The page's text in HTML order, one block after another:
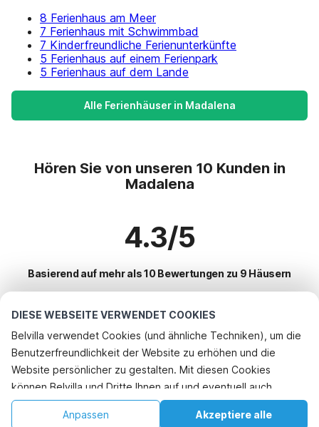
DIESE WEBSEITE VERWENDET COOKIES
Belvilla verwendet Cookies (und ähnliche Techniken), um die
Benutzerfreundlichkeit der Website zu erhöhen und die
Website persönlicher zu gestalten. Mit diesen Cookies
können Belvilla und Dritte Ihnen auf und eventuell auch
außerhalb unserer Website folgen, um Werbung Ihren
Interessen anzupassen und das Teilen von Informationen über
Akzeptiere alle
Anpassen
8 Ferienhaus am Meer
7 Ferienhaus mit Schwimmbad
7 Kinderfreundliche Ferienunterkünfte
5 Ferienhaus auf einem Ferienpark
5 Ferienhaus auf dem Lande
Alle Ferienhäuser in Madalena
Hören Sie von unseren 10 Kunden in
Madalena
4.3/5
Basierend auf mehr als 10 Bewertungen zu 9 Häusern
Beliebteste Reiseziele für Urlaub
Top-Städte mit Top-Annehmlichkeiten für den Urlaub
Ferienhaus mit Schwimmbad amoreira
Ferienhaus mit Schwimmbad santa-barbara
Ferienhaus mit Schwimmbad porto-de-mos
Beliebte Ausstattungen für Urlaub in Madalena
Ferienhaus am Meer
Beliebte Städte für den Urlaub in Nordportugal
Telefonisch buchen